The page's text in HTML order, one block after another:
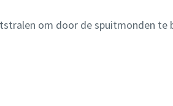
om door de spuitmonden te